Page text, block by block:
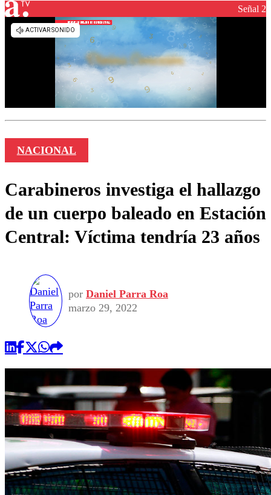
Señal 2
NACIONAL
Carabineros investiga el hallazgo
de un cuerpo baleado en Estación
Central: Víctima tendría 23 años
por Daniel Parra Roa
marzo 29, 2022